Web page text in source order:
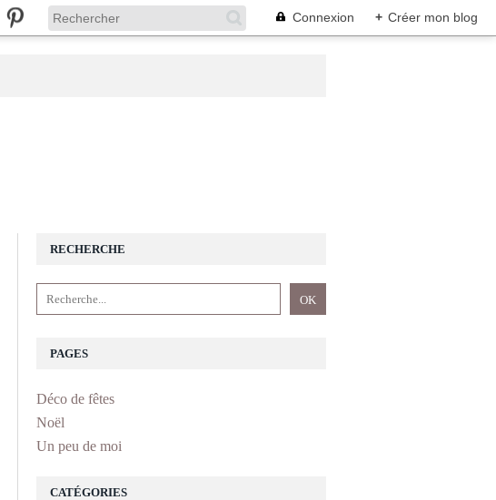
Connexion + Créer mon blog
RECHERCHE
PAGES
Déco de fêtes
Noël
Un peu de moi
CATÉGORIES